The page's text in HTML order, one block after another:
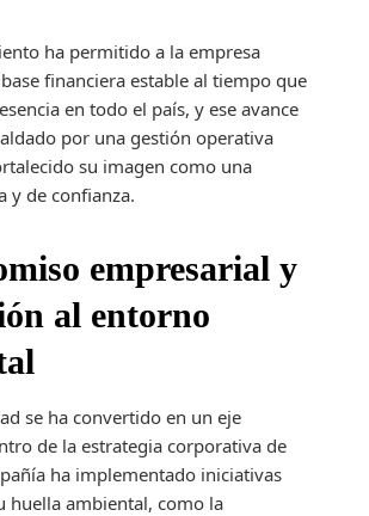
ha permitido a la empresa
financiera estable al tiempo que
en todo el país, y ese avance
por una gestión operativa
su imagen como una
y de confianza.
empresarial y
al entorno
se ha convertido en un eje
de la estrategia corporativa de
ha implementado iniciativas
huella ambiental, como la